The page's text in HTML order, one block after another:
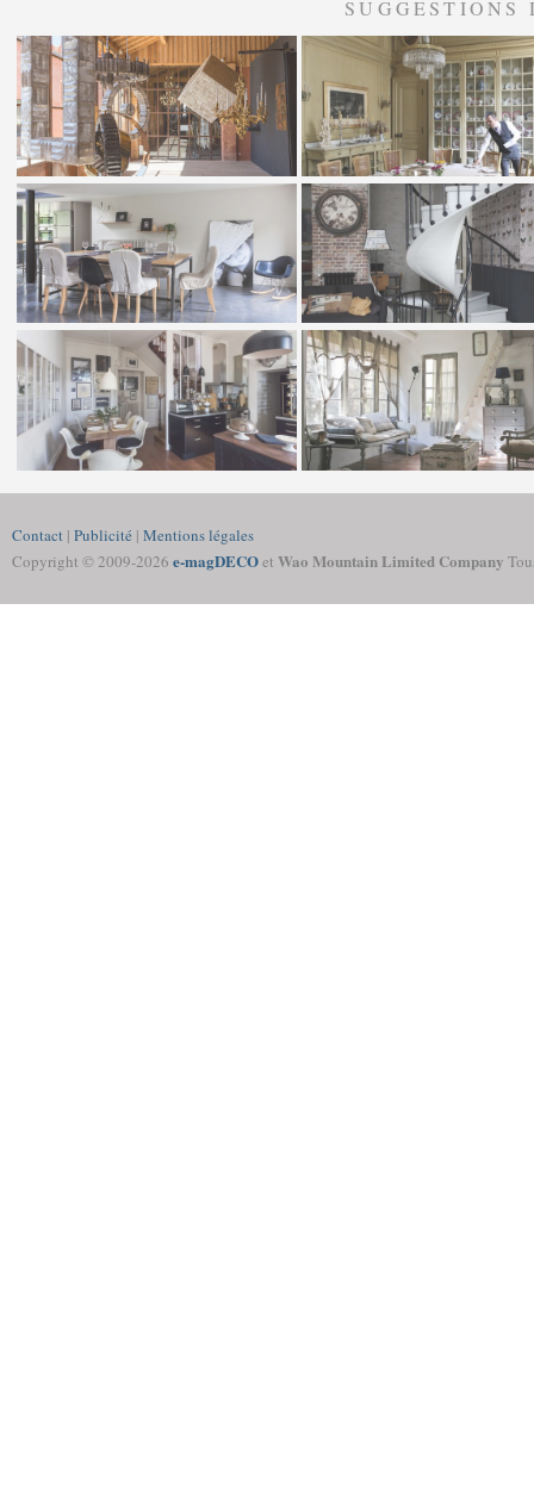
Contact | Publicité | Mentions légales
Copyright © 2009-2026 e-magDECOet Wao Mountain Limited Company